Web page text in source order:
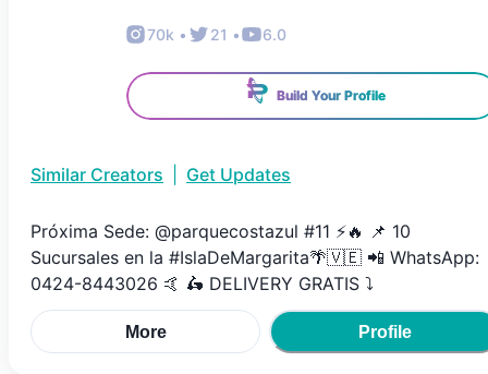
70k • 21 • 6.0
Build Your Profile
Similar Creators Get Updates
Próxima Sede: @parquecostazul #11 ⚡️🔥 📌 10
Sucursales en la #IslaDeMargarita🌴🇻🇪 📲 WhatsApp:
0424-8443026 🤙 🛵 DELIVERY GRATIS ⤵️
More Profile